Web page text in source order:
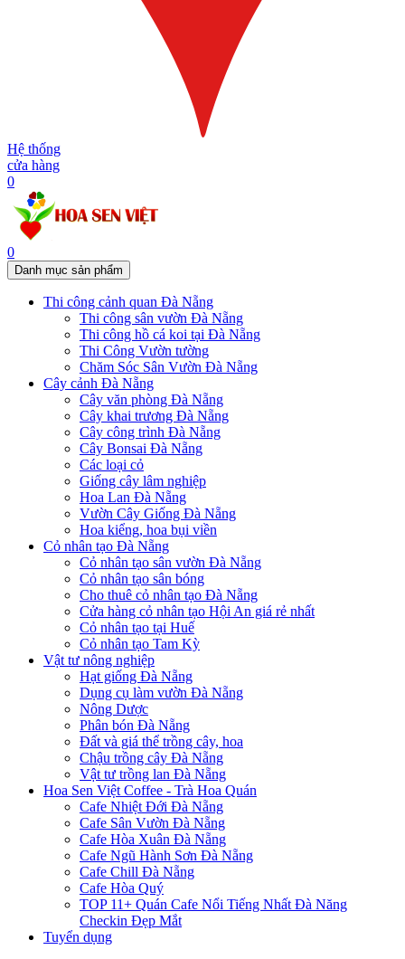
Hệ thống
cửa hàng
0
0
Danh mục sản phẩm
Thi công cảnh quan Đà Nẵng
Thi công sân vườn Đà Nẵng
Thi công hồ cá koi tại Đà Nẵng
Thi Công Vườn tường
Chăm Sóc Sân Vườn Đà Nẵng
Cây cảnh Đà Nẵng
Cây văn phòng Đà Nẵng
Cây khai trương Đà Nẵng
Cây công trình Đà Nẵng
Cây Bonsai Đà Nẵng
Các loại cỏ
Giống cây lâm nghiệp
Hoa Lan Đà Nẵng
Vườn Cây Giống Đà Nẵng
Hoa kiểng, hoa bụi viền
Cỏ nhân tạo Đà Nẵng
Cỏ nhân tạo sân vườn Đà Nẵng
Cỏ nhân tạo sân bóng
Cho thuê cỏ nhân tạo Đà Nẵng
Cửa hàng cỏ nhân tạo Hội An giá rẻ nhất
Cỏ nhân tạo tại Huế
Cỏ nhân tạo Tam Kỳ
Vật tư nông nghiệp
Hạt giống Đà Nẵng
Dụng cụ làm vườn Đà Nẵng
Nông Dược
Phân bón Đà Nẵng
Đất và giá thể trồng cây, hoa
Chậu trồng cây Đà Nẵng
Vật tư trồng lan Đà Nẵng
Hoa Sen Việt Coffee - Trà Hoa Quán
Cafe Nhiệt Đới Đà Nẵng
Cafe Sân Vườn Đà Nẵng
Cafe Hòa Xuân Đà Nẵng
Cafe Ngũ Hành Sơn Đà Nẵng
Cafe Chill Đà Nẵng
Cafe Hòa Quý
TOP 11+ Quán Cafe Nổi Tiếng Nhất Đà Năng
Checkin Đẹp Mắt
Tuyển dụng